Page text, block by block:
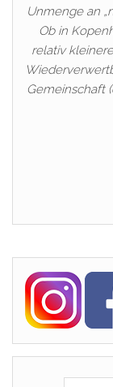
Unmenge an
Ob in
relativ
Gemeinschaft